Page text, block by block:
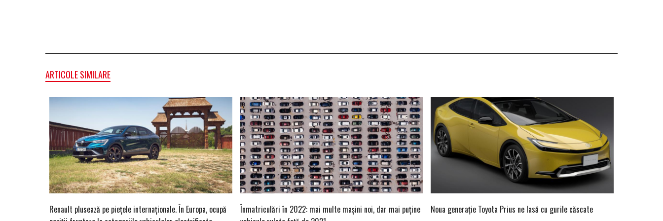
ARTICOLE SIMILARE
Renault plusează pe piețele internaționale. În Europa, ocupă
Înmatriculări în 2022: mai multe mașini noi, dar mai puține
Noua generație Toyota Prius ne lasă cu gurile căscate